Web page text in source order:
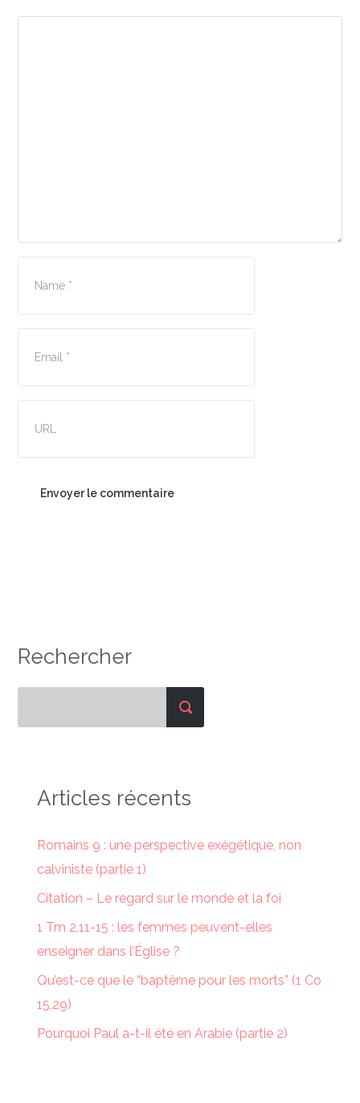
Rechercher
Articles récents
Romains 9 : une perspective exégétique, non
calviniste (partie 1)
Citation – Le regard sur le monde et la foi
1 Tm 2,11-15 : les femmes peuvent-elles
enseigner dans l’Église ?
Qu’est-ce que le “baptême pour les morts” (1 Co
15,29)
Pourquoi Paul a-t-il été en Arabie (partie 2)